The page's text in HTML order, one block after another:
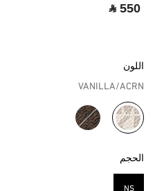
‎ ⃁ 550 ‎
اللون
VANILLA/ACRN
مختار
الحجم
NS